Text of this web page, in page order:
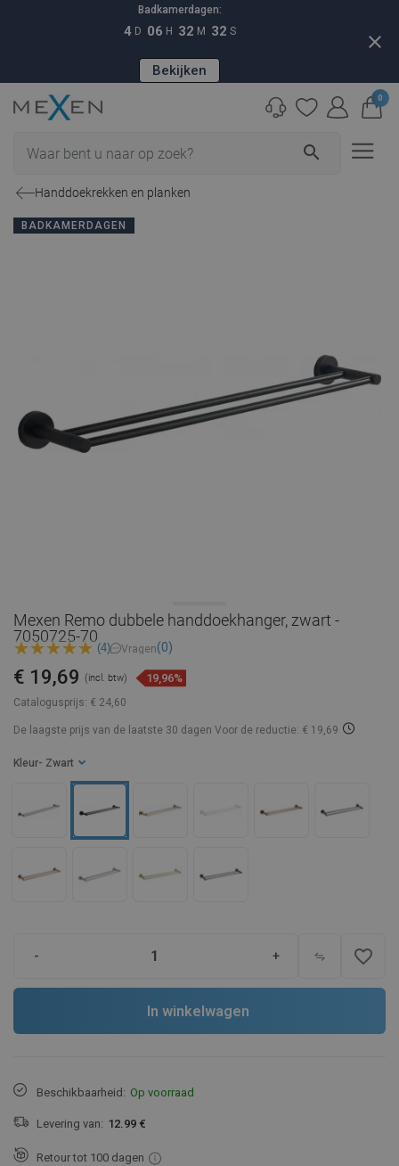
Badkamerdagen:
4 D 06 H 32 M 31 S
Bekijken
close
search
0
Handdoekrekken en planken
BADKAMERDAGEN
Mexen Remo dubbele handdoekhanger, zwart -
7050725-70
(4) Vragen(0)
Catalogusprijs: € 24,60
€ 19,69 (incl. btw) 19,96%
De laagste prijs van de laatste 30 dagen Voor de reductie: € 19,69
Kleur - Zwart
- + favorite_border
In winkelwagen
Beschikbaarheid: Op voorraad
Levering van: 12.99 €
Retour tot 100 dagen